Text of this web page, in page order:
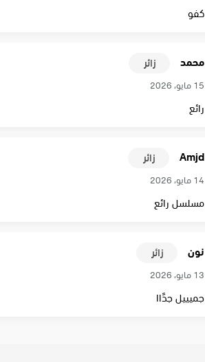
كفو
محمد زائر
15 مايو، 2026
رائع
Amjd زائر
14 مايو، 2026
مسلسل رائع
نون زائر
13 مايو، 2026
جميييل جدًاا